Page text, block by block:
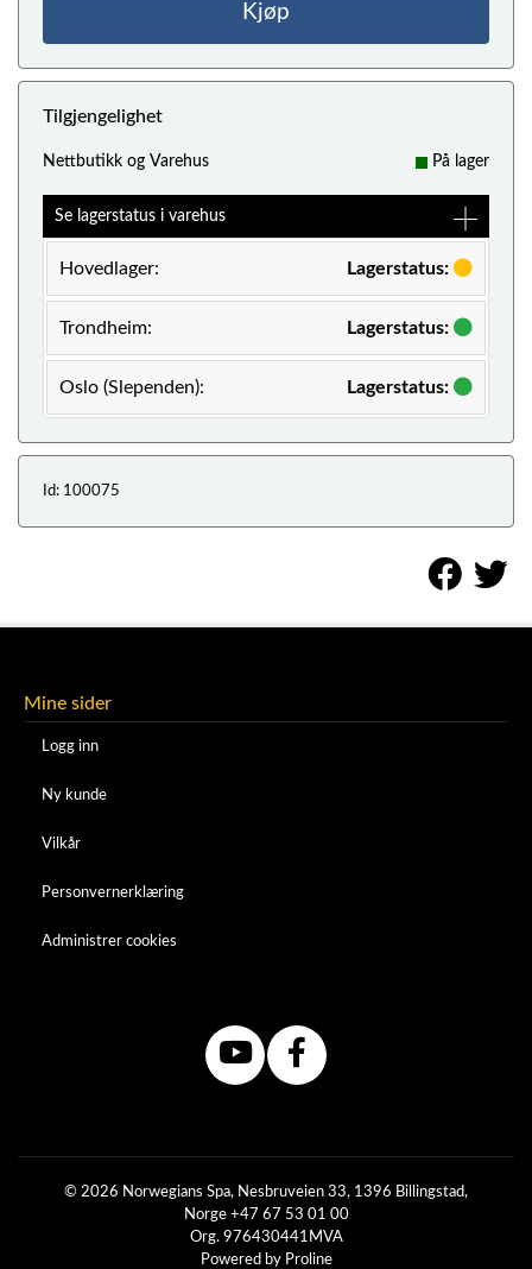
Kjøp
Tilgjengelighet
Nettbutikk og Varehus På lager
Se lagerstatus i varehus
Hovedlager: Lagerstatus:
Trondheim: Lagerstatus:
Oslo (Slependen): Lagerstatus:
Id: 100075
Mine sider
Logg inn
Ny kunde
Vilkår
Personvernerklæring
Administrer cookies
© 2026 Norwegians Spa, Nesbruveien 33, 1396 Billingstad,
Norge +47 67 53 01 00
Org. 976430441MVA
Powered by Proline